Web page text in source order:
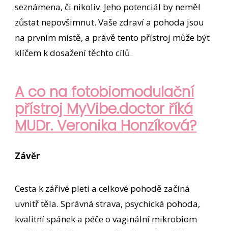
seznámena, či nikoliv. Jeho potenciál by neměl
zůstat nepovšimnut. Vaše zdraví a pohoda jsou
na prvním místě, a právě tento přístroj může být
klíčem k dosažení těchto cílů.
A co na fotobiomodulační
přístroj MyVibe.doctor říká
MUDr. Veronika Honzíková?
Závěr
Cesta k zářivé pleti a celkové pohodě začíná
uvnitř těla. Správná strava, psychická pohoda,
kvalitní spánek a péče o vaginální mikrobiom